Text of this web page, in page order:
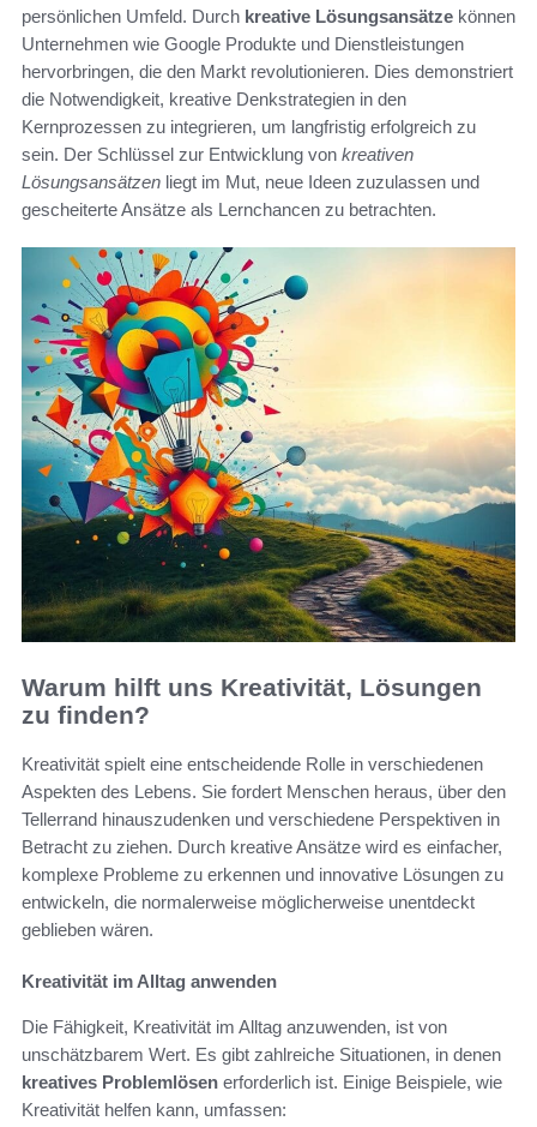
persönlichen Umfeld. Durch kreative Lösungsansätze können
Unternehmen wie Google Produkte und Dienstleistungen
hervorbringen, die den Markt revolutionieren. Dies demonstriert
die Notwendigkeit, kreative Denkstrategien in den
Kernprozessen zu integrieren, um langfristig erfolgreich zu
sein. Der Schlüssel zur Entwicklung von kreativen
Lösungsansätzen liegt im Mut, neue Ideen zuzulassen und
gescheiterte Ansätze als Lernchancen zu betrachten.
Warum hilft uns Kreativität, Lösungen
zu finden?
Kreativität spielt eine entscheidende Rolle in verschiedenen
Aspekten des Lebens. Sie fordert Menschen heraus, über den
Tellerrand hinauszudenken und verschiedene Perspektiven in
Betracht zu ziehen. Durch kreative Ansätze wird es einfacher,
komplexe Probleme zu erkennen und innovative Lösungen zu
entwickeln, die normalerweise möglicherweise unentdeckt
geblieben wären.
Kreativität im Alltag anwenden
Die Fähigkeit, Kreativität im Alltag anzuwenden, ist von
unschätzbarem Wert. Es gibt zahlreiche Situationen, in denen
kreatives Problemlösen erforderlich ist. Einige Beispiele, wie
Kreativität helfen kann, umfassen: